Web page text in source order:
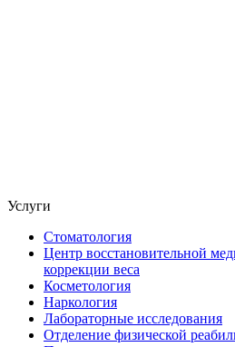
Услуги
Стоматология
Центр восстановительной
коррекции веса
Косметология
Наркология
Лабораторные исследования
Отделение физической